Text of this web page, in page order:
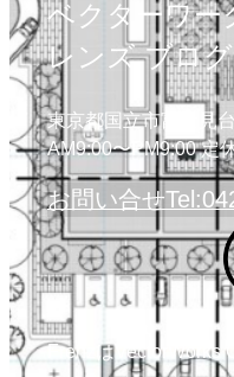
ベクターワ
レンズ ブログ
東京都国立市富士見
AM9:00〜PM9:00 定
お問い合せ
FrenzはVectorWorks